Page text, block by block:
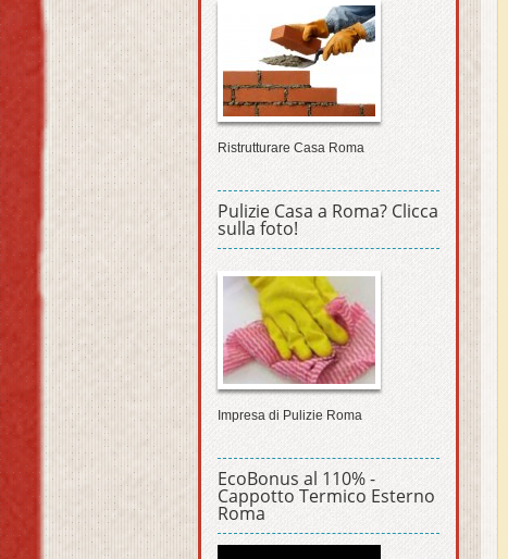
Ristrutturare Casa Roma
Pulizie Casa a Roma? Clicca
sulla foto!
Impresa di Pulizie Roma
EcoBonus al 110% -
Cappotto Termico Esterno
Roma